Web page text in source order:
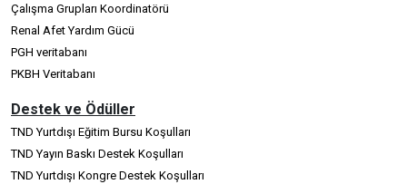
Çalışma Grupları Koordinatörü
Renal Afet Yardım Gücü
PGH veritabanı
PKBH Veritabanı
Destek ve Ödüller
TND Yurtdışı Eğitim Bursu Koşulları
TND Yayın Baskı Destek Koşulları
TND Yurtdışı Kongre Destek Koşulları